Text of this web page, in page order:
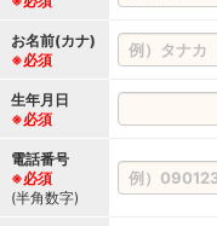
お名前(カナ)
※必須
生年月日
※必須
電話番号
※必須
(半角数字)